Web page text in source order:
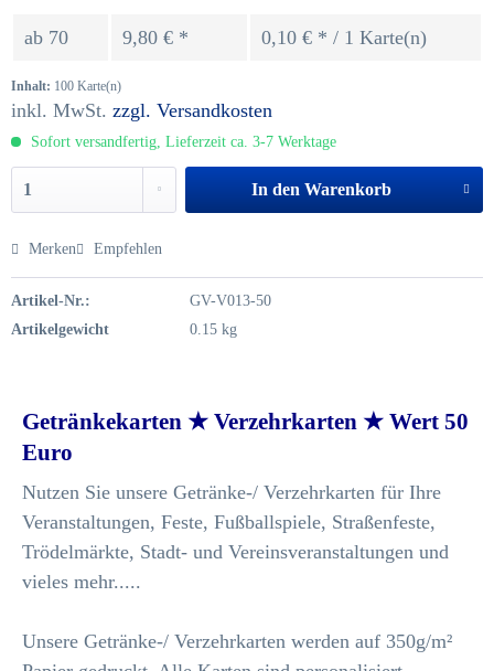
ab 70 9,80 € * 0,10 € * / 1 Karte(n)
Inhalt: 100 Karte(n)
inkl. MwSt. zzgl. Versandkosten
Sofort versandfertig, Lieferzeit ca. 3-7 Werktage
In den Warenkorb
Merken Empfehlen
Artikel-Nr.:
GV-V013-50
Artikelgewicht
0.15 kg
Getränkekarten ★ Verzehrkarten ★ Wert 50
Euro
Nutzen Sie unsere Getränke-/ Verzehrkarten für Ihre
Veranstaltungen, Feste, Fußballspiele, Straßenfeste,
Trödelmärkte, Stadt- und Vereinsveranstaltungen und
vieles mehr.....
Unsere Getränke-/ Verzehrkarten werden auf 350g/m²